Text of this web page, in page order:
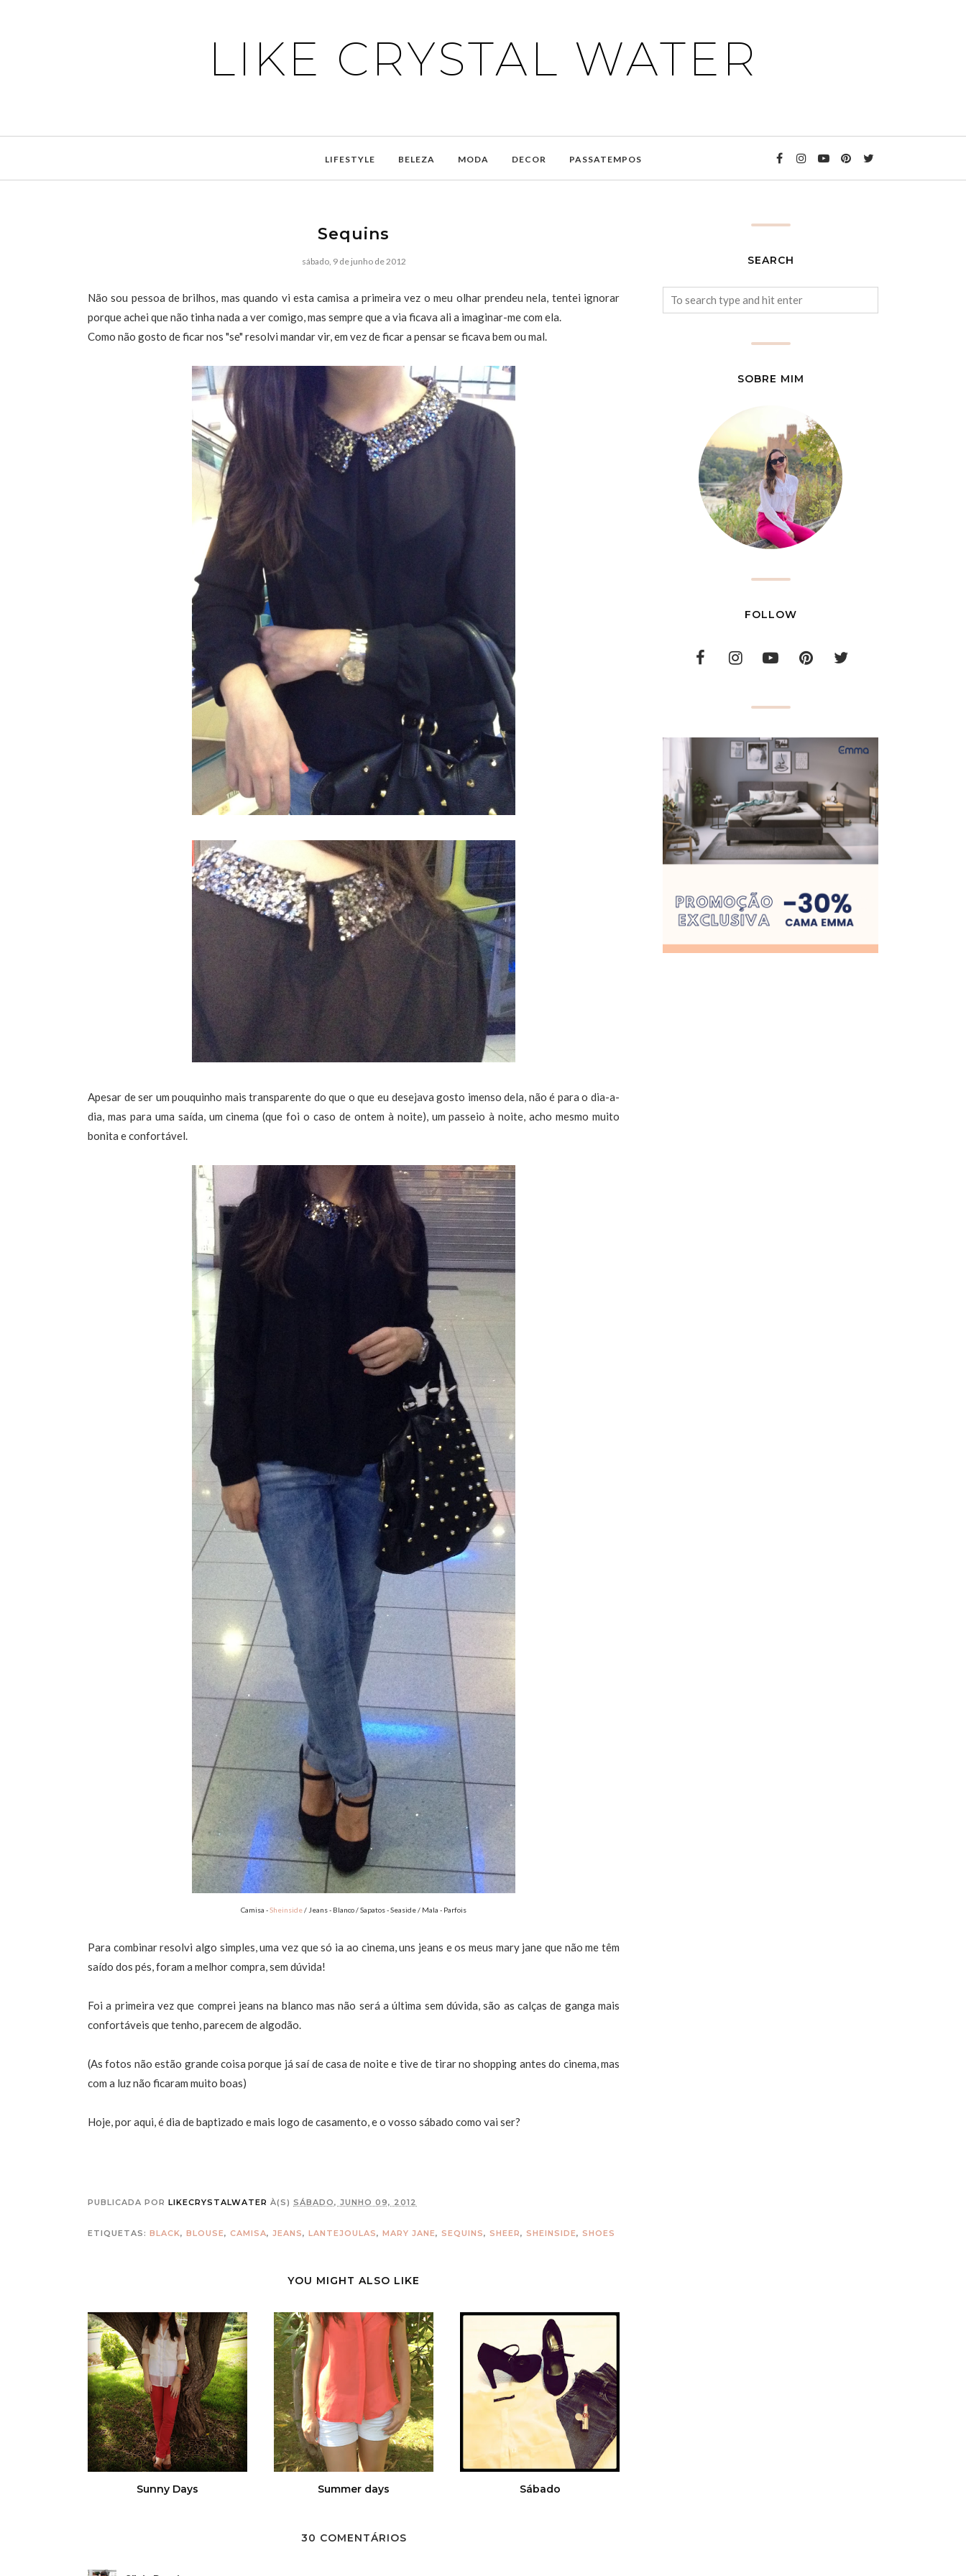
LIKE CRYSTAL WATER
LIFESTYLE BELEZA MODA DECOR PASSATEMPOS
Sequins
sábado, 9 de junho de 2012
Não sou pessoa de brilhos, mas quando vi esta camisa a primeira vez o meu olhar prendeu nela, tentei ignorar
porque achei que não tinha nada a ver comigo, mas sempre que a via ficava ali a imaginar-me com ela.
Como não gosto de ficar nos "se" resolvi mandar vir, em vez de ficar a pensar se ficava bem ou mal.
Apesar de ser um pouquinho mais transparente do que o que eu desejava gosto imenso dela, não é para o dia-a-
dia, mas para uma saída, um cinema (que foi o caso de ontem à noite), um passeio à noite, acho mesmo muito
bonita e confortável.
Camisa -Sheinside/ Jeans - Blanco / Sapatos - Seaside / Mala - Parfois
Para combinar resolvi algo simples, uma vez que só ia ao cinema, uns jeans e os meus mary jane que não me têm
saído dos pés, foram a melhor compra, sem dúvida!
Foi a primeira vez que comprei jeans na blanco mas não será a última sem dúvida, são as calças de ganga mais
confortáveis que tenho, parecem de algodão.
(As fotos não estão grande coisa porque já saí de casa de noite e tive de tirar no shopping antes do cinema, mas
com a luz não ficaram muito boas)
Hoje, por aqui, é dia de baptizado e mais logo de casamento, e o vosso sábado como vai ser?
PUBLICADA POR LIKECRYSTALWATER À(S) SÁBADO, JUNHO 09, 2012
ETIQUETAS: BLACK, BLOUSE, CAMISA, JEANS, LANTEJOULAS, MARY JANE, SEQUINS, SHEER, SHEINSIDE, SHOES
YOU MIGHT ALSO LIKE
Sunny Days Summer days Sábado
30 COMENTÁRIOS
SEARCH
SOBRE MIM
FOLLOW